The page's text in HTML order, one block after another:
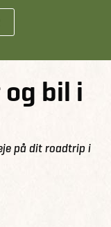
bil i
på dit roadtrip i